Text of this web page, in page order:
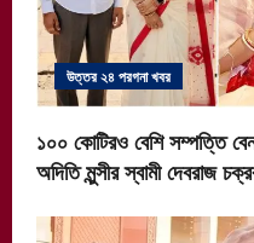
t
i
o
n
উত্তর ২৪ পরগনা খবর
১০০ কোটিরও বেশি সম্পত্তি
অদিতি মুন্সীর স্বামী দেবরাজ